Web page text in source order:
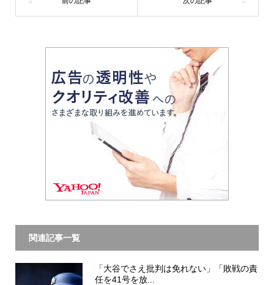
関連記事一覧
「大谷でさえ批判は免れない」「敗戦の責
任を41号を放...